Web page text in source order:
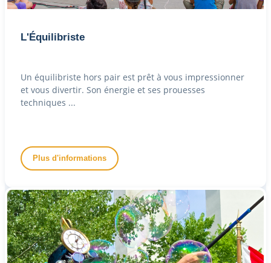
L'Équilibriste
Un équilibriste hors pair est prêt à vous impressionner
et vous divertir. Son énergie et ses prouesses
techniques ...
Plus d'informations